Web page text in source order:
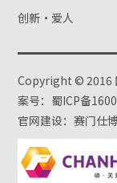
创新·爱人
Copyright © 2016
案号：蜀ICP备
官网建设：赛门仕